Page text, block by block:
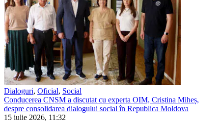
Dialoguri, Oficial, Social
Conducerea CNSM a discutat cu experta OIM, Cristina Miheș,
despre consolidarea dialogului social în Republica Moldova
15 iulie 2026, 11:32